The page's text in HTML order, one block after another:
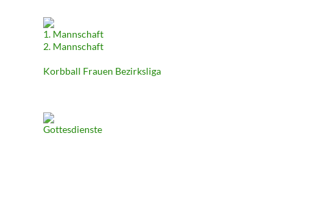
1. Mannschaft
2. Mannschaft
Korbball Frauen Bezirksliga
Gottesdienste